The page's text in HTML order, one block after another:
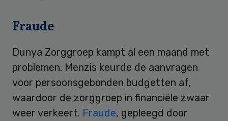
Fraude
Dunya Zorggroep kampt al een maand met
problemen. Menzis keurde de aanvragen
voor persoonsgebonden budgetten af,
waardoor de zorggroep in financiële zwaar
weer verkeert. Fraude, gepleegd door